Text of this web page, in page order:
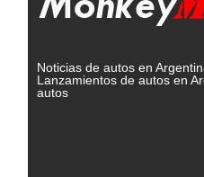
Noticias de autos en
Lanzamientos de autos en
autos